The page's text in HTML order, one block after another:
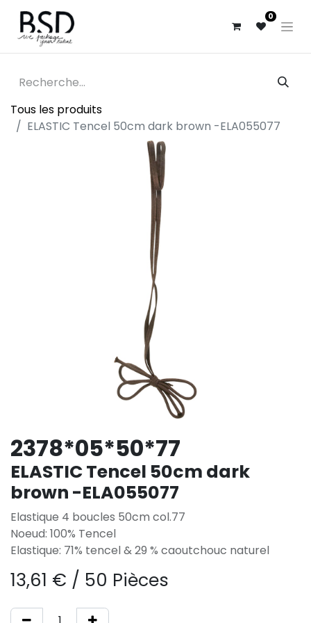
0
Tous les produits
ELASTIC Tencel 50cm dark brown -ELA055077
2378*05*50*77
ELASTIC Tencel 50cm dark
brown -ELA055077
Elastique 4 boucles 50cm col.77
Noeud: 100% Tencel
Elastique: 71% tencel & 29 % caoutchouc naturel
13,61 € / 50 Pièces